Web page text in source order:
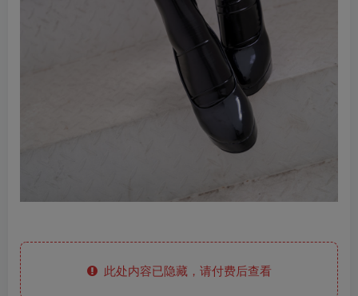
此处内容已隐藏，请付费后查看